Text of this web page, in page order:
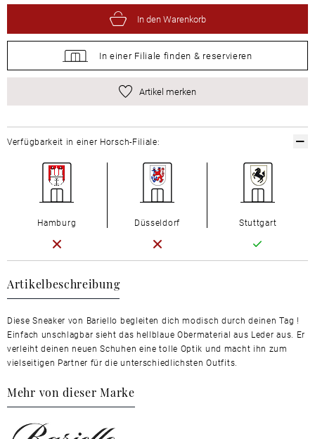
In den Warenkorb
In einer Filiale finden & reservieren
Artikel merken
Artikelbeschreibung
Diese Sneaker von Bariello begleiten dich modisch durch deinen Tag !
Einfach unschlagbar sieht das hellblaue Obermaterial aus Leder aus. Er
verleiht deinen neuen Schuhen eine tolle Optik und macht ihn zum
vielseitigen Partner für die unterschiedlichsten Outfits.
Mehr von dieser Marke
Verfügbarkeit in einer Horsch-Filiale:
Hamburg Düsseldorf Stuttgart